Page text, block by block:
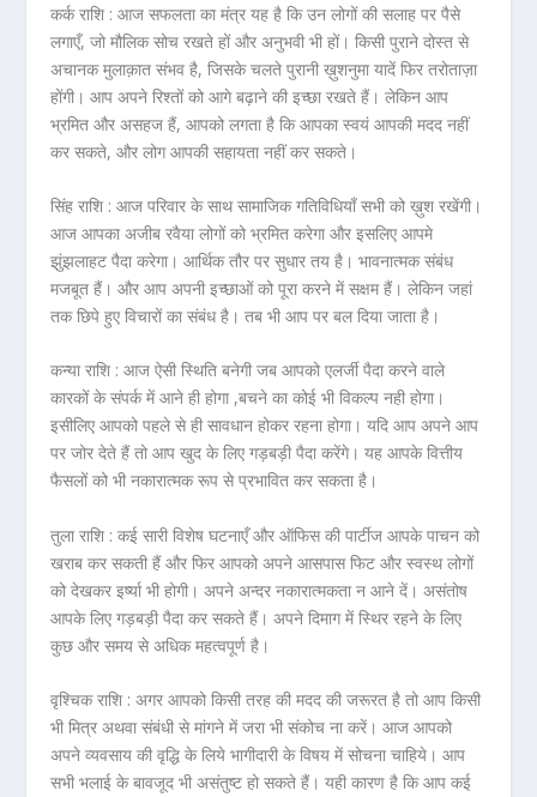
कर्क राशि :आज सफलता का मंत्र यह है कि उन लोगों की सलाह पर पैसे
लगाएँ, जो मौलिक सोच रखते हों और अनुभवी भी हों। किसी पुराने दोस्त से
अचानक मुलाक़ात संभव है, जिसके चलते पुरानी ख़ुशनुमा यादें फिर तरोताज़ा
होंगी। आप अपने रिश्तों को आगे बढ़ाने की इच्छा रखते हैं। लेकिन आप
भ्रमित और असहज हैं, आपको लगता है कि आपका स्वयं आपकी मदद नहीं
कर सकते, और लोग आपकी सहायता नहीं कर सकते।
सिंह राशि :आज परिवार के साथ सामाजिक गतिविधियाँ सभी को ख़ुश रखेंगी।
आज आपका अजीब रवैया लोगों को भ्रमित करेगा और इसलिए आपमे
झुंझलाहट पैदा करेगा। आर्थिक तौर पर सुधार तय है। भावनात्मक संबंध
मजबूत हैं। और आप अपनी इच्छाओं को पूरा करने में सक्षम हैं। लेकिन जहां
तक छिपे हुए विचारों का संबंध है। तब भी आप पर बल दिया जाता है।
कन्या राशि :आज ऐसी स्थिति बनेगी जब आपको एलर्जी पैदा करने वाले
कारकों के संपर्क में आने ही होगा ,बचने का कोई भी विकल्प नही होगा।
इसीलिए आपको पहले से ही सावधान होकर रहना होगा। यदि आप अपने आप
पर जोर देते हैं तो आप खुद के लिए गड़बड़ी पैदा करेंगे। यह आपके वित्तीय
फैसलों को भी नकारात्मक रूप से प्रभावित कर सकता है।
तुला राशि :कई सारी विशेष घटनाएँ और ऑफिस की पार्टीज आपके पाचन को
खराब कर सकती हैं और फिर आपको अपने आसपास फिट और स्वस्थ लोगों
को देखकर इर्ष्या भी होगी। अपने अन्दर नकारात्मकता न आने दें। असंतोष
आपके लिए गड़बड़ी पैदा कर सकते हैं। अपने दिमाग में स्थिर रहने के लिए
कुछ और समय से अधिक महत्वपूर्ण है।
वृश्चिक राशि :अगर आपको किसी तरह की मदद की जरूरत है तो आप किसी
भी मित्र अथवा संबंधी से मांगने में जरा भी संकोच ना करें। आज आपको
अपने व्यवसाय की वृद्धि के लिये भागीदारी के विषय में सोचना चाहिये। आप
सभी भलाई के बावजूद भी असंतुष्ट हो सकते हैं। यही कारण है कि आप कई